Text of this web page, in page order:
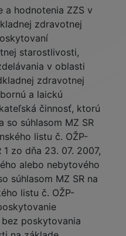
a hodnotenia ZZS v
zdravotnej
starostlivosti,
v oblasti
zdravotnej
a laickú
činnosť, ktorú
so súhlasom MZ SR
listu č. OŽP-
zo dňa 23. 07. 2007,
alebo nebytového
súhlasom MZ SR na
listu č. OŽP-
poskytovania